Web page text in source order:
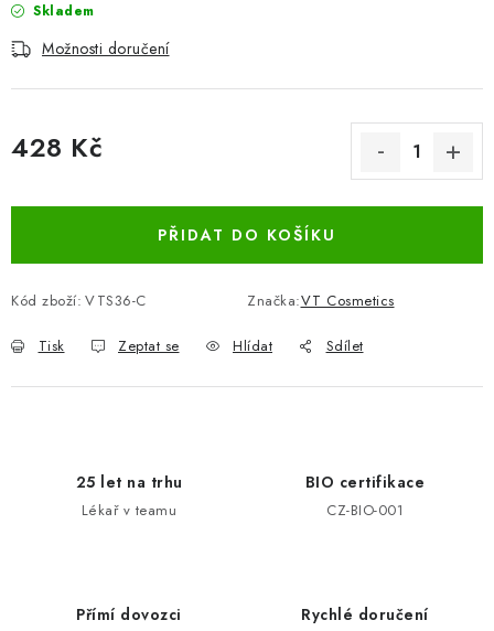
Skladem
Možnosti doručení
428 Kč
PŘIDAT DO KOŠÍKU
Kód zboží: VTS36-C Značka:VT Cosmetics
Tisk Zeptat se Hlídat Sdílet
25 let na trhu
Lékař v teamu
BIO certifikace
CZ-BIO-001
Přímí dovozci Rychlé doručení